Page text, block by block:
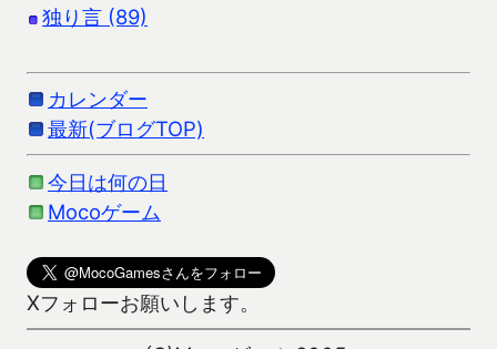
独り言 (89)
カレンダー
最新(ブログTOP)
今日は何の日
Mocoゲーム
Xフォローお願いします。